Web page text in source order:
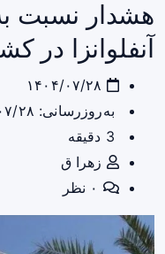
هشدار نسبت
آنفلوانزا در
به‌روزرسانی: ۱۴۰۴/۰۷/۲۸
زهرا ق